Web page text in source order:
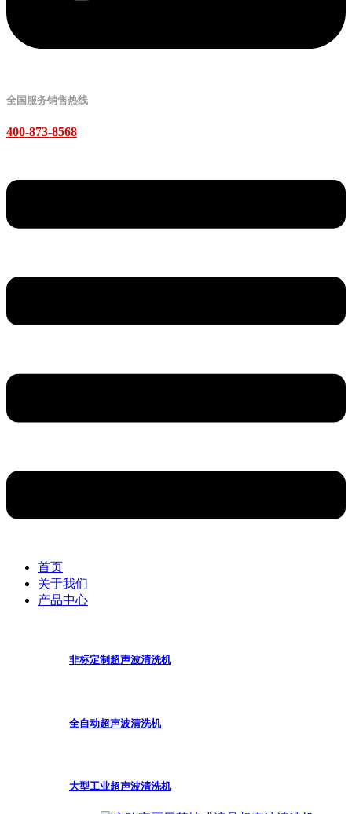
全国服务销售热线
400-873-8568
首页
关于我们
产品中心
非标定制超声波清洗机
全自动超声波清洗机
大型工业超声波清洗机